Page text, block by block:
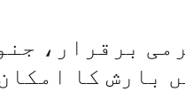
برقرار،
بارش کا